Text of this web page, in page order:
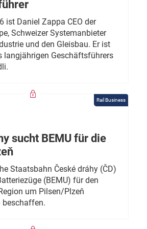
ist Daniel Zappa CEO der
Schweizer Systemanbieter
und den Gleisbau. Er ist
langjährigen Geschäftsführers
Rail Business
sucht BEMU für die
Staatsbahn České dráhy (ČD)
(BEMU) für den
um Pilsen/Plzeň
beschaffen.